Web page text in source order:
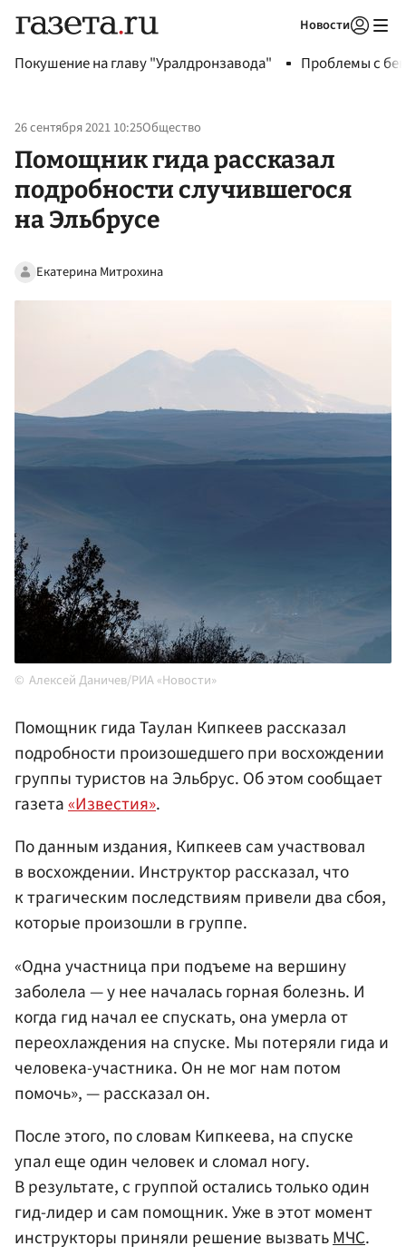
Новости
Покушение на главу "Уралдронзавода" Проблемы с
26 сентября 2021 10:25Общество
Помощник гида рассказал
подробности случившегося
на Эльбрусе
Екатерина Митрохина
Алексей Даничев/РИА «Новости»
Помощник гида Таулан Кипкеев рассказал
подробности произошедшего при восхождении
группы туристов на Эльбрус. Об этом сообщает
газета«Известия».
По данным издания, Кипкеев сам участвовал
в восхождении. Инструктор рассказал, что
к трагическим последствиям привели два сбоя,
которые произошли в группе.
«Одна участница при подъеме на вершину
заболела — у нее началась горная болезнь. И
когда гид начал ее спускать, она умерла от
переохлаждения на спуске. Мы потеряли гида и
человека-участника. Он не мог нам потом
помочь», — рассказал он.
После этого, по словам Кипкеева, на спуске
упал еще один человек и сломал ногу.
В результате, с группой остались только один
гид-лидер и сам помощник. Уже в этот момент
инструкторы приняли решение вызватьМЧС.